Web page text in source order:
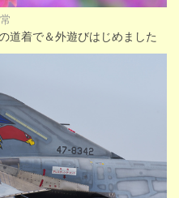
道着で＆外遊びはじめました